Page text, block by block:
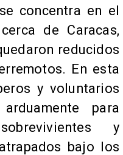
concentra en el
de Caracas,
reducidos
En esta
y voluntarios
para
y
bajo los